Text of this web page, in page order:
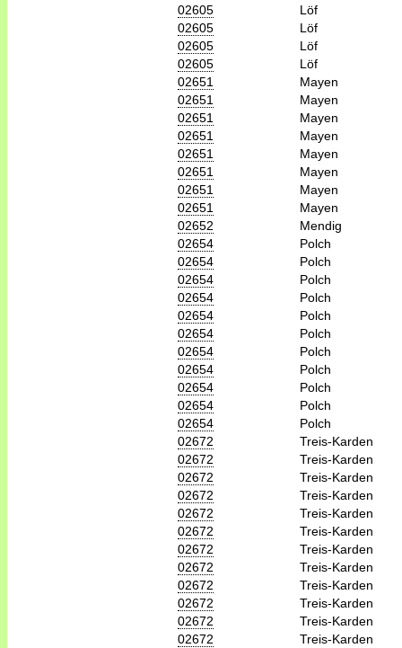
02605
Löf
02605
Löf
02605
Löf
02605
Löf
02651
Mayen
02651
Mayen
02651
Mayen
02651
Mayen
02651
Mayen
02651
Mayen
02651
Mayen
02651
Mayen
02652
Mendig
02654
Polch
02654
Polch
02654
Polch
02654
Polch
02654
Polch
02654
Polch
02654
Polch
02654
Polch
02654
Polch
02654
Polch
02654
Polch
02672
Treis-Karden
02672
Treis-Karden
02672
Treis-Karden
02672
Treis-Karden
02672
Treis-Karden
02672
Treis-Karden
02672
Treis-Karden
02672
Treis-Karden
02672
Treis-Karden
02672
Treis-Karden
02672
Treis-Karden
02672
Treis-Karden